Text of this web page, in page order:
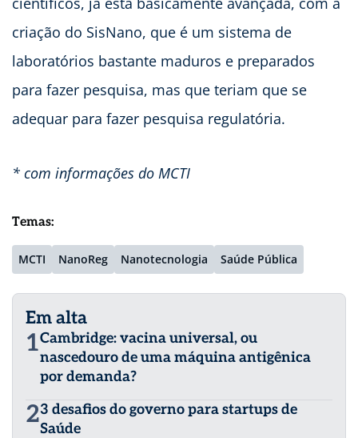
criação do SisNano, que é um sistema de
laboratórios bastante maduros e preparados
para fazer pesquisa, mas que teriam que se
adequar para fazer pesquisa regulatória.
* com informações do MCTI
Temas:
MCTI NanoReg Nanotecnologia Saúde Pública
Em alta
1Cambridge: vacina universal, ou
nascedouro de uma máquina antigênica
por demanda?
23 desafios do governo para startups de
Saúde